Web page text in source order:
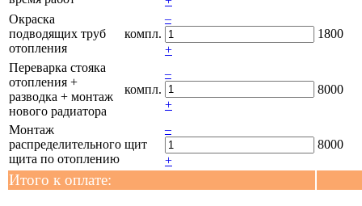
Окраска
подводящих труб
отопления
компл.
–
+
1800
Переварка стояка
отопления +
разводка + монтаж
нового радиатора
компл.
–
+
8000
Монтаж
распределительного
щита по отоплению
щит
–
+
8000
Итого к оплате: